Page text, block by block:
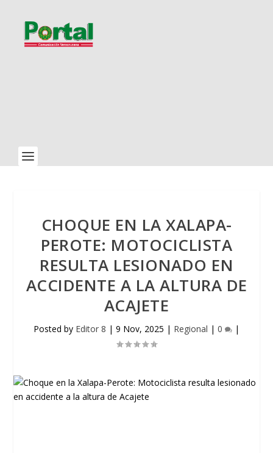
CHOQUE EN LA XALAPA-
PEROTE: MOTOCICLISTA
RESULTA LESIONADO EN
ACCIDENTE A LA ALTURA DE
ACAJETE
Posted by Editor 8 | 9 Nov, 2025 | Regional | 0 |